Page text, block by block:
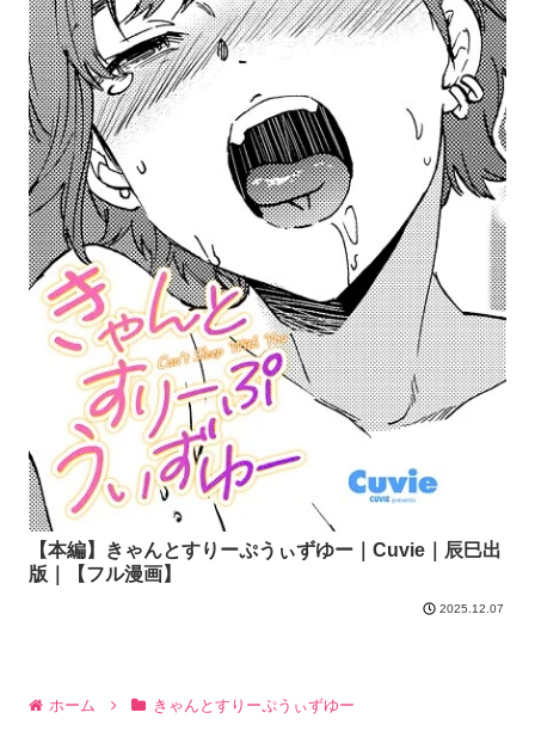
【本編】きゃんとすりーぷうぃずゆー｜Cuvie｜辰巳出
版｜【フル漫画】
2025.12.07
ホーム きゃんとすりーぷうぃずゆー